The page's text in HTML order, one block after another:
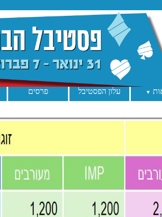
▼ עלון הפסטיבל פרסים